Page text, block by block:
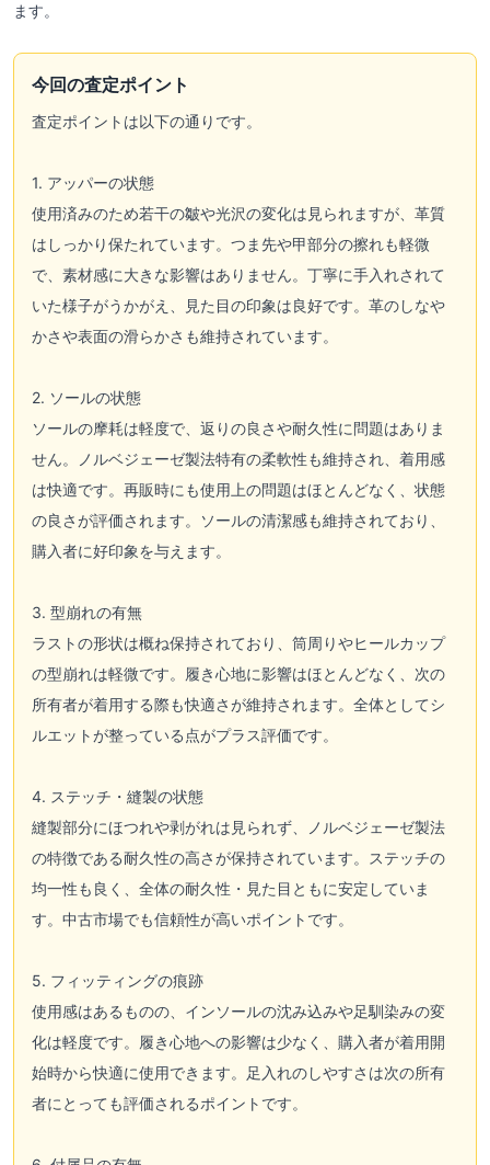
ます。
今回の査定ポイント
査定ポイントは以下の通りです。
1. アッパーの状態
使用済みのため若干の皺や光沢の変化は見られますが、革質
はしっかり保たれています。つま先や甲部分の擦れも軽微
で、素材感に大きな影響はありません。丁寧に手入れされて
いた様子がうかがえ、見た目の印象は良好です。革のしなや
かさや表面の滑らかさも維持されています。
2. ソールの状態
ソールの摩耗は軽度で、返りの良さや耐久性に問題はありま
せん。ノルベジェーゼ製法特有の柔軟性も維持され、着用感
は快適です。再販時にも使用上の問題はほとんどなく、状態
の良さが評価されます。ソールの清潔感も維持されており、
購入者に好印象を与えます。
3. 型崩れの有無
ラストの形状は概ね保持されており、筒周りやヒールカップ
の型崩れは軽微です。履き心地に影響はほとんどなく、次の
所有者が着用する際も快適さが維持されます。全体としてシ
ルエットが整っている点がプラス評価です。
4. ステッチ・縫製の状態
縫製部分にほつれや剥がれは見られず、ノルベジェーゼ製法
の特徴である耐久性の高さが保持されています。ステッチの
均一性も良く、全体の耐久性・見た目ともに安定していま
す。中古市場でも信頼性が高いポイントです。
5. フィッティングの痕跡
使用感はあるものの、インソールの沈み込みや足馴染みの変
化は軽度です。履き心地への影響は少なく、購入者が着用開
始時から快適に使用できます。足入れのしやすさは次の所有
者にとっても評価されるポイントです。